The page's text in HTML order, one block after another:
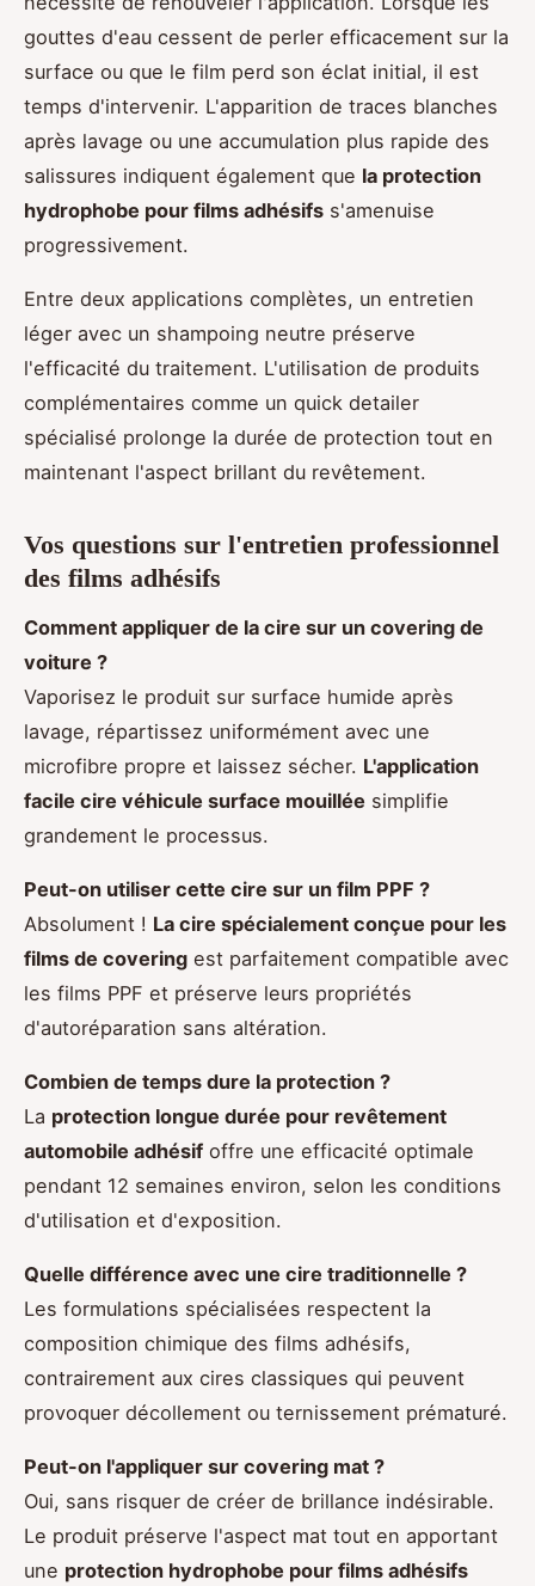
gouttes d'eau cessent de perler efficacement sur la
surface ou que le film perd son éclat initial, il est
temps d'intervenir. L'apparition de traces blanches
après lavage ou une accumulation plus rapide des
salissures indiquent également que la protection
hydrophobe pour films adhésifs s'amenuise
progressivement.
Entre deux applications complètes, un entretien
léger avec un shampoing neutre préserve
l'efficacité du traitement. L'utilisation de produits
complémentaires comme un quick detailer
spécialisé prolonge la durée de protection tout en
maintenant l'aspect brillant du revêtement.
Vos questions sur l'entretien professionnel
des films adhésifs
Comment appliquer de la cire sur un covering de
voiture ?
Vaporisez le produit sur surface humide après
lavage, répartissez uniformément avec une
microfibre propre et laissez sécher. L'application
facile cire véhicule surface mouillée simplifie
grandement le processus.
Peut-on utiliser cette cire sur un film PPF ?
Absolument ! La cire spécialement conçue pour les
films de covering est parfaitement compatible avec
les films PPF et préserve leurs propriétés
d'autoréparation sans altération.
Combien de temps dure la protection ?
La protection longue durée pour revêtement
automobile adhésif offre une efficacité optimale
pendant 12 semaines environ, selon les conditions
d'utilisation et d'exposition.
Quelle différence avec une cire traditionnelle ?
Les formulations spécialisées respectent la
composition chimique des films adhésifs,
contrairement aux cires classiques qui peuvent
provoquer décollement ou ternissement prématuré.
Peut-on l'appliquer sur covering mat ?
Oui, sans risquer de créer de brillance indésirable.
Le produit préserve l'aspect mat tout en apportant
une protection hydrophobe pour films adhésifs